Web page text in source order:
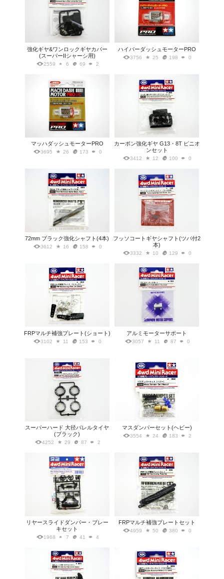
強化ギヤ&ワンロックギヤカバー
(スーパーIIシャーシ用)
2559 6 69 2
ハイパーダッシュモーターPRO
3756 25 198 0
マッハダッシュモーターPRO
3695 26 173 0
カーボン強化ギヤ G13・8T ピニオ
ンセット
3412 12 100 0
72mm ブラック強化シャフト(4本)
3612 16 158 0
フッソコートギヤシャフト(ツバ付2
本)
3332 10 129 0
FRPマルチ補強プレート(ショート)
3102 11 153 0
アルミモーターサポート
3057 11 87 0
スーパーハード 大径バレルタイヤ
(ブラック)
4252 29 87 2
マスダンパーセット(ヘビー)
3554 24 183 2
リヤースライドダンパー・ブレー
キセット
1968 7 41 4
FRPマルチ補強プレートセット
4959 50 380 0